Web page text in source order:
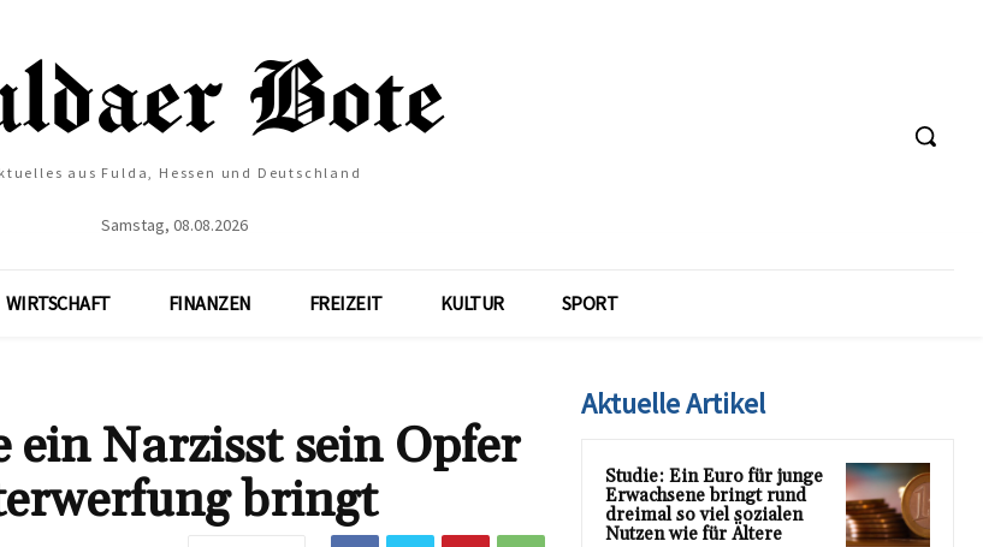
aus Fulda, Hessen und Deutschland
Samstag, 08.08.2026
WIRTSCHAFT FINANZEN FREIZEIT KULTUR SPORT
ein Narzisst sein Opfer
bringt
Aktuelle Artikel
Studie: Ein Euro für junge
Erwachsene bringt rund
dreimal so viel sozialen
Nutzen wie für Ältere